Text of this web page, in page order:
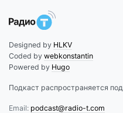
Designed by HLKV
Coded by webkonstantin
Powered by Hugo
Подкаст распространяется под
Email: podcast@radio-t.com